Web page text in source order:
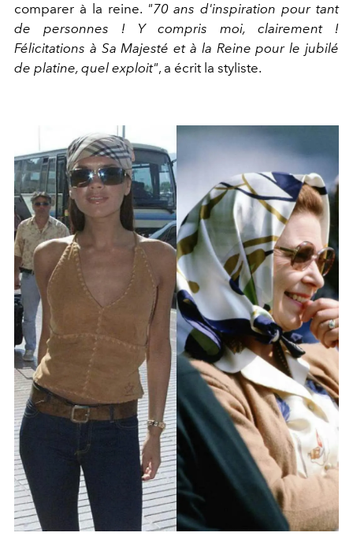
comparer à la reine. "70 ans d'inspiration pour tant
de personnes ! Y compris moi, clairement !
Félicitations à Sa Majesté et à la Reine pour le jubilé
de platine, quel exploit", a écrit la styliste.